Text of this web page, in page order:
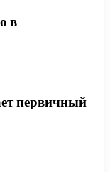
в
первичный